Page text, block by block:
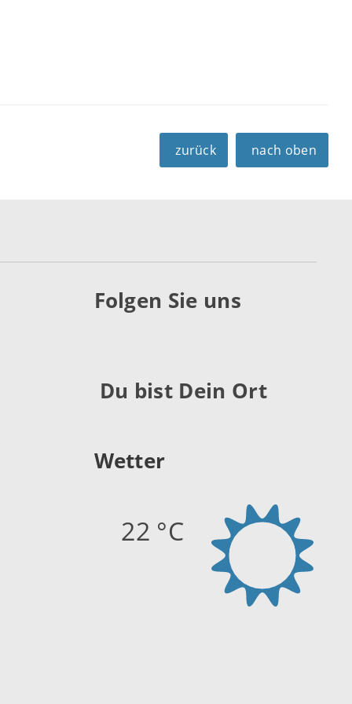
zurück nach oben
Folgen Sie uns
Du bist Dein Ort
Wetter
22 °C